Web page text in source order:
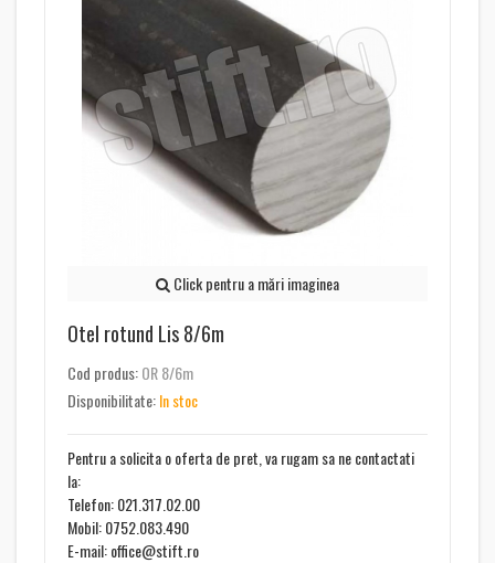
Click pentru a mări imaginea
Otel rotund Lis 8/6m
Cod produs:OR 8/6m
Disponibilitate:In stoc
Pentru a solicita o oferta de pret, va rugam sa ne contactati
la:
Telefon: 021.317.02.00
Mobil: 0752.083.490
E-mail: office@stift.ro